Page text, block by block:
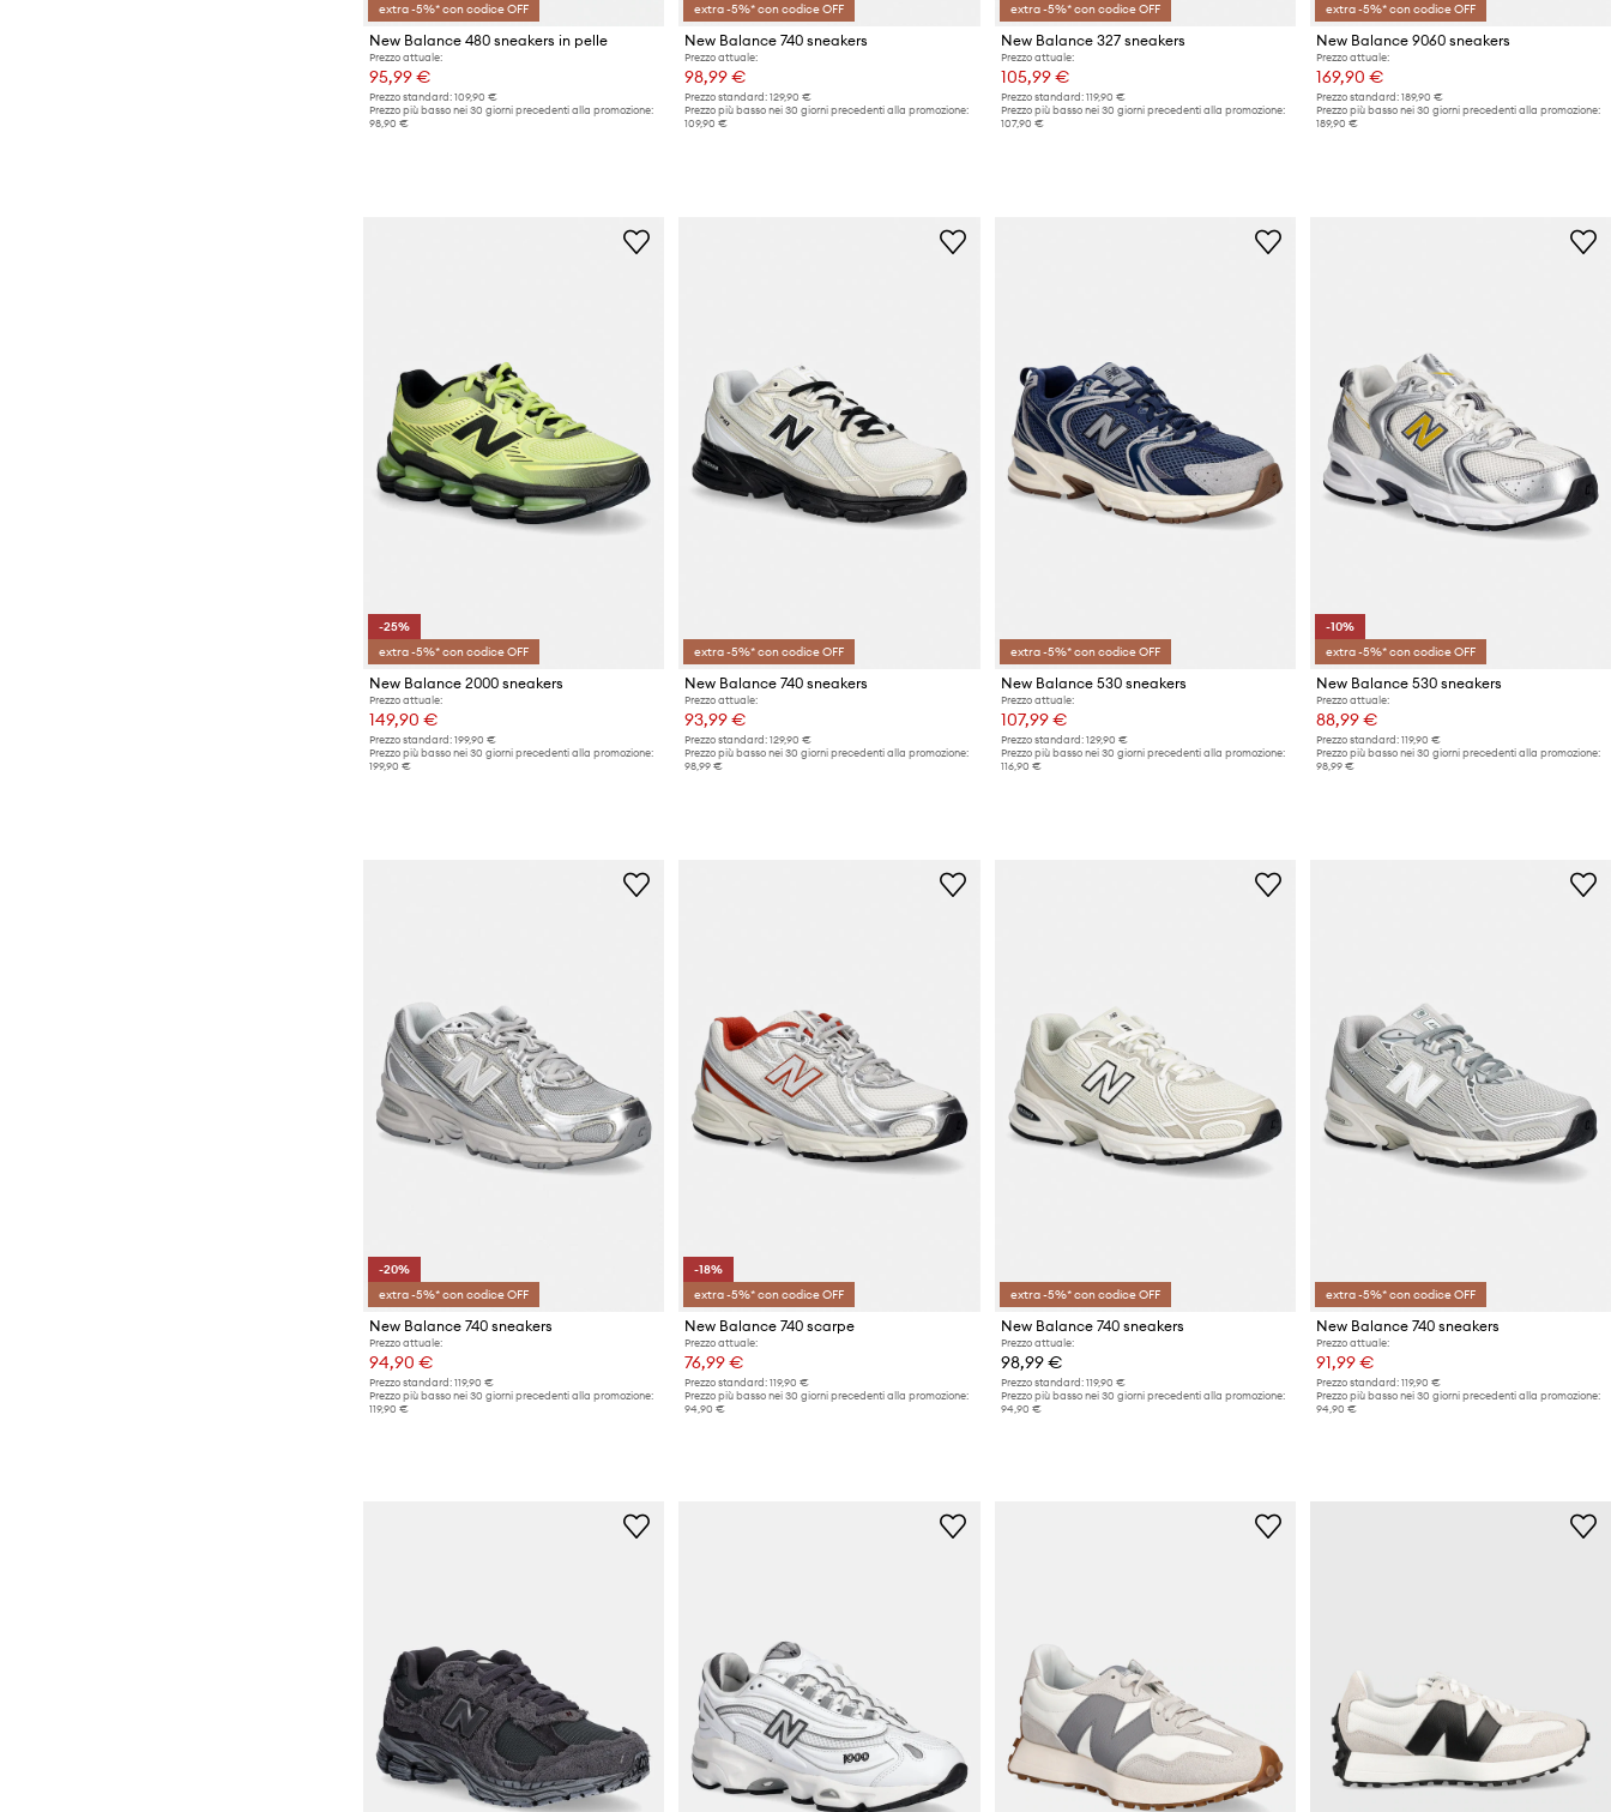
extra -5%* con codice OFF
New Balance 480 sneakers in pelle
Prezzo attuale:
95,99 €
Prezzo standard: 109,90 €
Prezzo più basso nei 30 giorni precedenti alla promozione:
98,90 €
extra -5%* con codice OFF
New Balance 740 sneakers
Prezzo attuale:
98,99 €
Prezzo standard: 129,90 €
Prezzo più basso nei 30 giorni precedenti alla promozione:
109,90 €
extra -5%* con codice OFF
New Balance 327 sneakers
Prezzo attuale:
105,99 €
Prezzo standard: 119,90 €
Prezzo più basso nei 30 giorni precedenti alla promozione:
107,90 €
extra -5%* con codice OFF
New Balance 9060 sneakers
Prezzo attuale:
169,90 €
Prezzo standard: 189,90 €
Prezzo più basso nei 30 giorni precedenti alla promozione:
189,90 €
-25%
extra -5%* con codice OFF
New Balance 2000 sneakers
Prezzo attuale:
149,90 €
Prezzo standard: 199,90 €
Prezzo più basso nei 30 giorni precedenti alla promozione:
199,90 €
extra -5%* con codice OFF
New Balance 740 sneakers
Prezzo attuale:
93,99 €
Prezzo standard: 129,90 €
Prezzo più basso nei 30 giorni precedenti alla promozione:
98,99 €
extra -5%* con codice OFF
New Balance 530 sneakers
Prezzo attuale:
107,99 €
Prezzo standard: 129,90 €
Prezzo più basso nei 30 giorni precedenti alla promozione:
116,90 €
-10%
extra -5%* con codice OFF
New Balance 530 sneakers
Prezzo attuale:
88,99 €
Prezzo standard: 119,90 €
Prezzo più basso nei 30 giorni precedenti alla promozione:
98,99 €
-20%
extra -5%* con codice OFF
New Balance 740 sneakers
Prezzo attuale:
94,90 €
Prezzo standard: 119,90 €
Prezzo più basso nei 30 giorni precedenti alla promozione:
119,90 €
-18%
extra -5%* con codice OFF
New Balance 740 scarpe
Prezzo attuale:
76,99 €
Prezzo standard: 119,90 €
Prezzo più basso nei 30 giorni precedenti alla promozione:
94,90 €
extra -5%* con codice OFF
New Balance 740 sneakers
Prezzo attuale:
98,99 €
Prezzo standard: 119,90 €
Prezzo più basso nei 30 giorni precedenti alla promozione:
94,90 €
extra -5%* con codice OFF
New Balance 740 sneakers
Prezzo attuale:
91,99 €
Prezzo standard: 119,90 €
Prezzo più basso nei 30 giorni precedenti alla promozione:
94,90 €